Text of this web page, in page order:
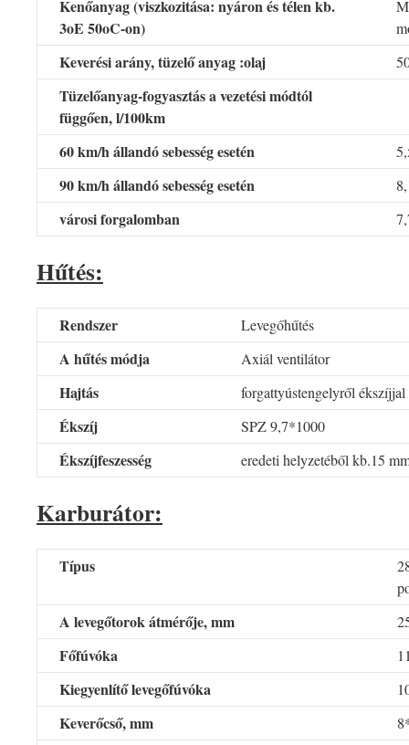
Kenőanyag (viszkozitása: nyáron és télen kb.
3oE 50oC-on)
Keverési arány, tüzelő anyag :olaj
Tüzelőanyag-fogyasztás a vezetési módtól
függően, l/100km
60 km/h állandó sebesség esetén
90 km/h állandó sebesség esetén
városi forgalomban
Hűtés:
Rendszer Levegőhűtés
A hűtés módja Axiál ventilátor
Hajtás forgattyústengelyről ékszíjjal
Ékszíj SPZ 9,7*1000
Ékszíjfeszesség eredeti helyzetéből kb.15
Karburátor:
Típus
A levegőtorok átmérője, mm
Főfúvóka
Kiegyenlítő levegőfúvóka
Keverőcső, mm